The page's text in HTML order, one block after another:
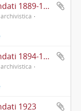
Registro degli impegni e dei mandati 1889-1893
Registro degli impegni e dei mandati 1894-1899
1923